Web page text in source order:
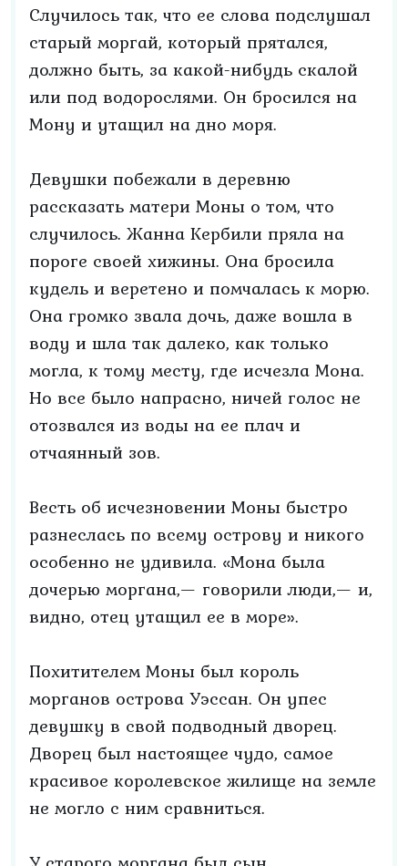
Случилось так, что ее слова подслушал
старый моргай, который прятался,
должно быть, за какой-нибудь скалой
или под водорослями. Он бросился на
Мону и утащил на дно моря.
Девушки побежали в деревню
рассказать матери Моны о том, что
случилось. Жанна Кербили пряла на
пороге своей хижины. Она бросила
кудель и веретено и помчалась к морю.
Она громко звала дочь, даже вошла в
воду и шла так далеко, как только
могла, к тому месту, где исчезла Мона.
Но все было напрасно, ничей голос не
отозвался из воды на ее плач и
отчаянный зов.
Весть об исчезновении Моны быстро
разнеслась по всему острову и никого
особенно не удивила. «Мона была
дочерью моргана,— говорили люди,— и,
видно, отец утащил ее в море».
Похитителем Моны был король
морганов острова Уэссан. Он упес
девушку в свой подводный дворец.
Дворец был настоящее чудо, самое
красивое королевское жилище на земле
не могло с ним сравниться.